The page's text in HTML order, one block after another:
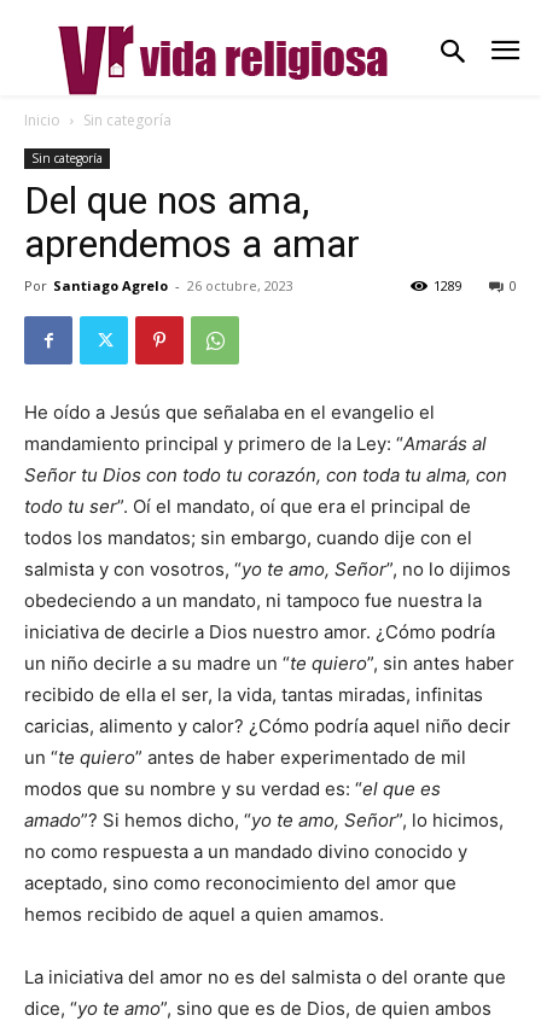
Inicio Sin categoría
Sin categoría
Del que nos ama,
aprendemos a amar
Por Santiago Agrelo - 26 octubre, 2023 0
1289
He oído a Jesús que señalaba en el evangelio el
mandamiento principal y primero de la Ley: “Amarás al
Señor tu Dios con todo tu corazón, con toda tu alma, con
todo tu ser”. Oí el mandato, oí que era el principal de
todos los mandatos; sin embargo, cuando dije con el
salmista y con vosotros, “yo te amo, Señor”, no lo dijimos
obedeciendo a un mandato, ni tampoco fue nuestra la
iniciativa de decirle a Dios nuestro amor. ¿Cómo podría
un niño decirle a su madre un “te quiero”, sin antes haber
recibido de ella el ser, la vida, tantas miradas, infinitas
caricias, alimento y calor? ¿Cómo podría aquel niño decir
un “te quiero” antes de haber experimentado de mil
modos que su nombre y su verdad es: “el que es
amado”? Si hemos dicho, “yo te amo, Señor”, lo hicimos,
no como respuesta a un mandado divino conocido y
aceptado, sino como reconocimiento del amor que
hemos recibido de aquel a quien amamos.
La iniciativa del amor no es del salmista o del orante que
dice, “yo te amo”, sino que es de Dios, de quien ambos